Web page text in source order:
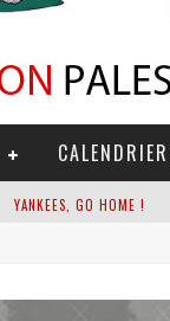
CHANTAGE TERRORISTE